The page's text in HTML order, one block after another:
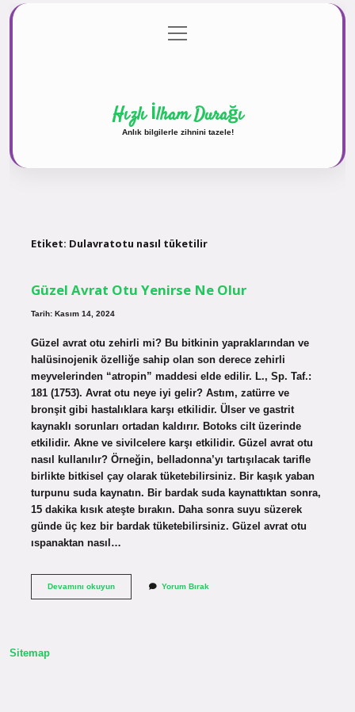
Gizlilik Politikası
menüyü
aç
Hızlı İlham Durağı
Anlık bilgilerle zihnini tazele!
Etiket: Dulavratotu nasıl tüketilir
Güzel Avrat Otu Yenirse Ne Olur
Tarih: Kasım 14, 2024
Güzel avrat otu zehirli mi? Bu bitkinin yapraklarından ve
halüsinojenik özelliğe sahip olan son derece zehirli
meyvelerinden “atropin” maddesi elde edilir. L., Sp. Taf.:
181 (1753). Avrat otu neye iyi gelir? Astım, zatürre ve
bronşit gibi hastalıklara karşı etkilidir. Ülser ve gastrit
kaynaklı sorunları ortadan kaldırır. Botoks cilt üzerinde
etkilidir. Akne ve sivilcelere karşı etkilidir. Güzel avrat otu
nasıl kullanılır? Örneğin, belladonna’yı tartışılacak tarifle
birlikte bitkisel çay olarak tüketebilirsiniz. Bir kaşık yaban
turpunu suda kaynatın. Bir bardak suda kaynattıktan sonra,
15 dakika kısık ateşte bırakın. Daha sonra suyu süzerek
günde üç kez bir bardak tüketebilirsiniz. Güzel avrat otu
ıspanaktan nasıl…
Devamını okuyunGüzel
Yorum Bırak
Sitemap